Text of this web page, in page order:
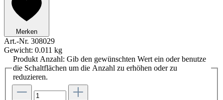
Merken
Art.-Nr. 308029
Gewicht: 0.011 kg
Produkt Anzahl: Gib den gewünschten Wert ein oder benutze
die Schaltflächen um die Anzahl zu erhöhen oder zu
reduzieren.